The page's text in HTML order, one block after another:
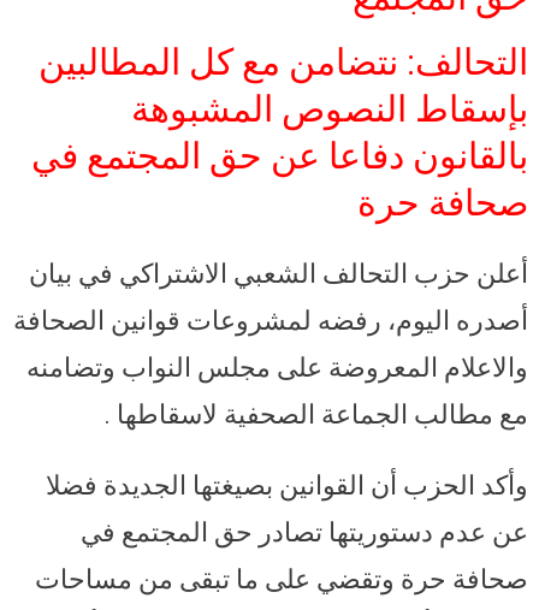
التحالف: نتضامن مع كل المطالبين
بإسقاط النصوص المشبوهة
بالقانون دفاعا عن حق المجتمع في
صحافة حرة
أعلن حزب التحالف الشعبي الاشتراكي في بيان
أصدره اليوم، رفضه لمشروعات قوانين الصحافة
والاعلام المعروضة على مجلس النواب وتضامنه
مع مطالب الجماعة الصحفية لاسقاطها .
وأكد الحزب أن القوانين بصيغتها الجديدة فضلا
عن عدم دستوريتها تصادر حق المجتمع في
صحافة حرة وتقضي على ما تبقى من مساحات